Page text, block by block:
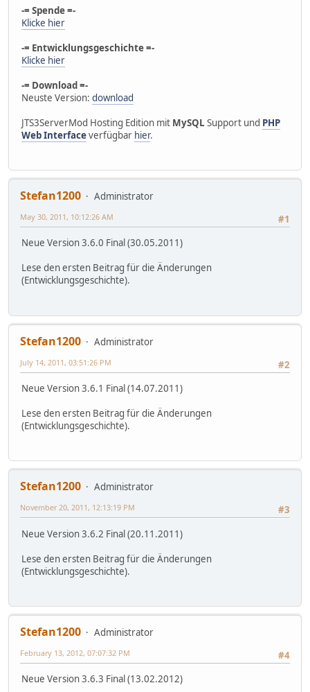
-= Spende =-
Klicke hier
-= Entwicklungsgeschichte =-
Klicke hier
-= Download =-
Neuste Version: download
JTS3ServerMod Hosting Edition mit MySQL Support und PHP
Web Interfaceverfügbar hier.
Stefan1200
Administrator
#1
May 30, 2011, 10:12:26 AM
Neue Version 3.6.0 Final (30.05.2011)
Lese den ersten Beitrag für die Änderungen
(Entwicklungsgeschichte).
Stefan1200
Administrator
#2
July 14, 2011, 03:51:26 PM
Neue Version 3.6.1 Final (14.07.2011)
Lese den ersten Beitrag für die Änderungen
(Entwicklungsgeschichte).
Stefan1200
Administrator
#3
November 20, 2011, 12:13:19 PM
Neue Version 3.6.2 Final (20.11.2011)
Lese den ersten Beitrag für die Änderungen
(Entwicklungsgeschichte).
Stefan1200
Administrator
#4
February 13, 2012, 07:07:32 PM
Neue Version 3.6.3 Final (13.02.2012)